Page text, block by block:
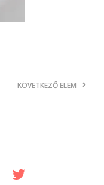
KÖVETKEZŐ ELEM